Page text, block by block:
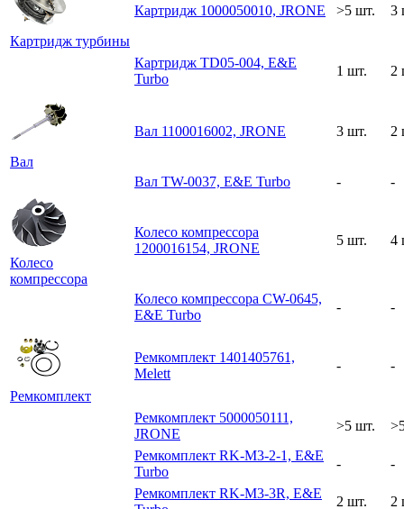
Картридж турбины
Картридж 1000050010, JRONE >5 шт. 3
Картридж TD05-004, E&E
Turbo
1 шт. 2
Вал
Вал 1100016002, JRONE 3 шт. 2
Вал TW-0037, E&E Turbo - -
Колесо
компрессора
Колесо компрессора
1200016154, JRONE
5 шт. 4
Колесо компрессора CW-0645,
E&E Turbo
- -
Ремкомплект
Ремкомплект 1401405761,
Melett
- -
Ремкомплект 5000050111,
JRONE
>5 шт.
Ремкомплект RK-M3-2-1, E&E
Turbo
-
-
Ремкомплект RK-M3-3R, E&E
2 шт. 2